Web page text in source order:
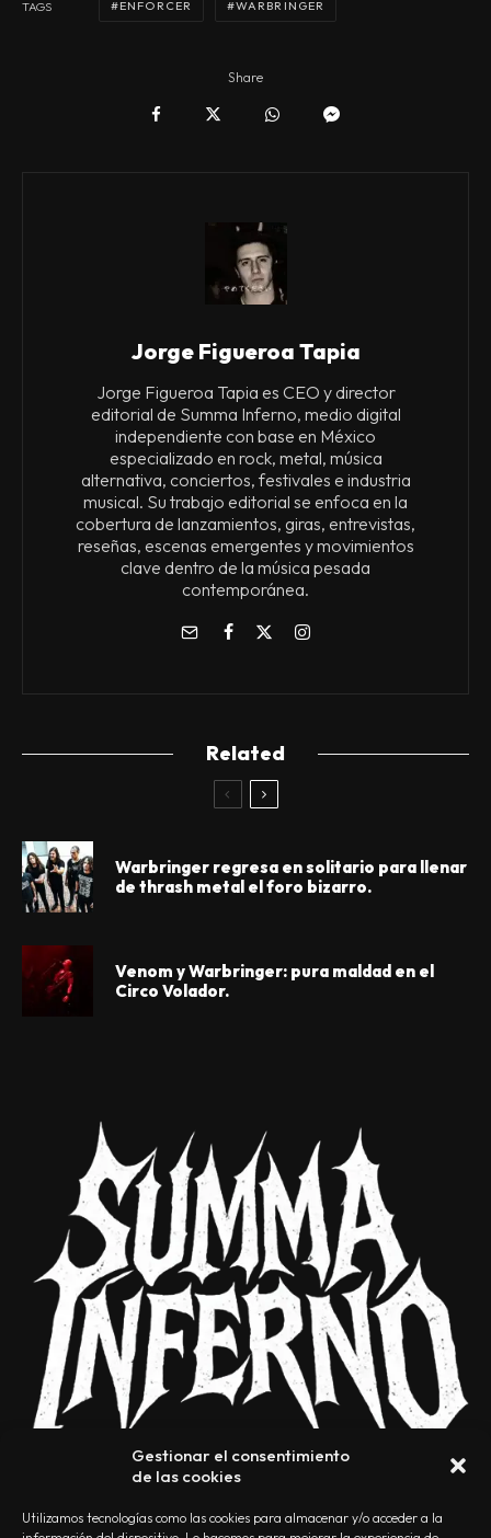
Gestionar el consentimiento
de las cookies
Utilizamos tecnologías como las cookies para almacenar y/o acceder a la
TAGS ENFORCER WARBRINGER
Share
Jorge Figueroa Tapia
Jorge Figueroa Tapia es CEO y director
editorial de Summa Inferno, medio digital
independiente con base en México
especializado en rock, metal, música
alternativa, conciertos, festivales e industria
musical. Su trabajo editorial se enfoca en la
cobertura de lanzamientos, giras, entrevistas,
reseñas, escenas emergentes y movimientos
clave dentro de la música pesada
contemporánea.
Related
Warbringer regresa en solitario para llenar
de thrash metal el foro bizarro.
Venom y Warbringer: pura maldad en el
Circo Volador.